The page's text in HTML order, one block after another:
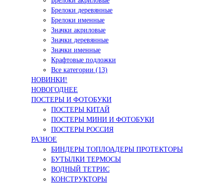
Брелоки деревянные
Брелоки именные
Значки акриловые
Значки деревянные
Значки именные
Крафтовые подложки
Все категории (13)
НОВИНКИ!
НОВОГОДНЕЕ
ПОСТЕРЫ И ФОТОБУКИ
ПОСТЕРЫ КИТАЙ
ПОСТЕРЫ МИНИ И ФОТОБУКИ
ПОСТЕРЫ РОССИЯ
РАЗНОЕ
БИНДЕРЫ ТОПЛОАДЕРЫ ПРОТЕКТОРЫ
БУТЫЛКИ ТЕРМОСЫ
ВОДНЫЙ ТЕТРИС
КОНСТРУКТОРЫ